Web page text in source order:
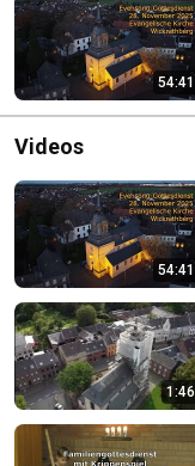
54:41
Videos
54:41
1:46